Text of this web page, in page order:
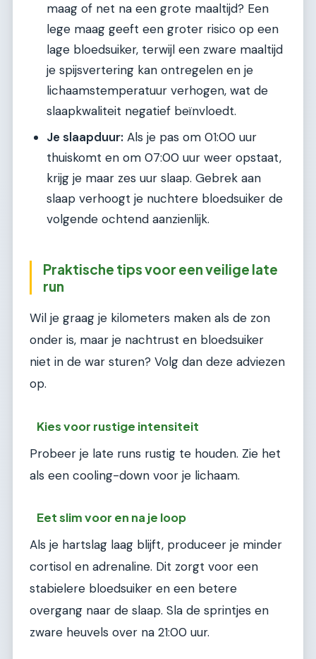
maag of net na een grote maaltijd? Een
lege maag geeft een groter risico op een
lage bloedsuiker, terwijl een zware maaltijd
je spijsvertering kan ontregelen en je
lichaamstemperatuur verhogen, wat de
slaapkwaliteit negatief beïnvloedt.
Je slaapduur: Als je pas om 01:00 uur
thuiskomt en om 07:00 uur weer opstaat,
krijg je maar zes uur slaap. Gebrek aan
slaap verhoogt je nuchtere bloedsuiker de
volgende ochtend aanzienlijk.
Praktische tips voor een veilige late
run
Wil je graag je kilometers maken als de zon
onder is, maar je nachtrust en bloedsuiker
niet in de war sturen? Volg dan deze adviezen
op.
Kies voor rustige intensiteit
Probeer je late runs rustig te houden. Zie het
als een cooling-down voor je lichaam.
Eet slim voor en na je loop
Als je hartslag laag blijft, produceer je minder
cortisol en adrenaline. Dit zorgt voor een
stabielere bloedsuiker en een betere
overgang naar de slaap. Sla de sprintjes en
zware heuvels over na 21:00 uur.